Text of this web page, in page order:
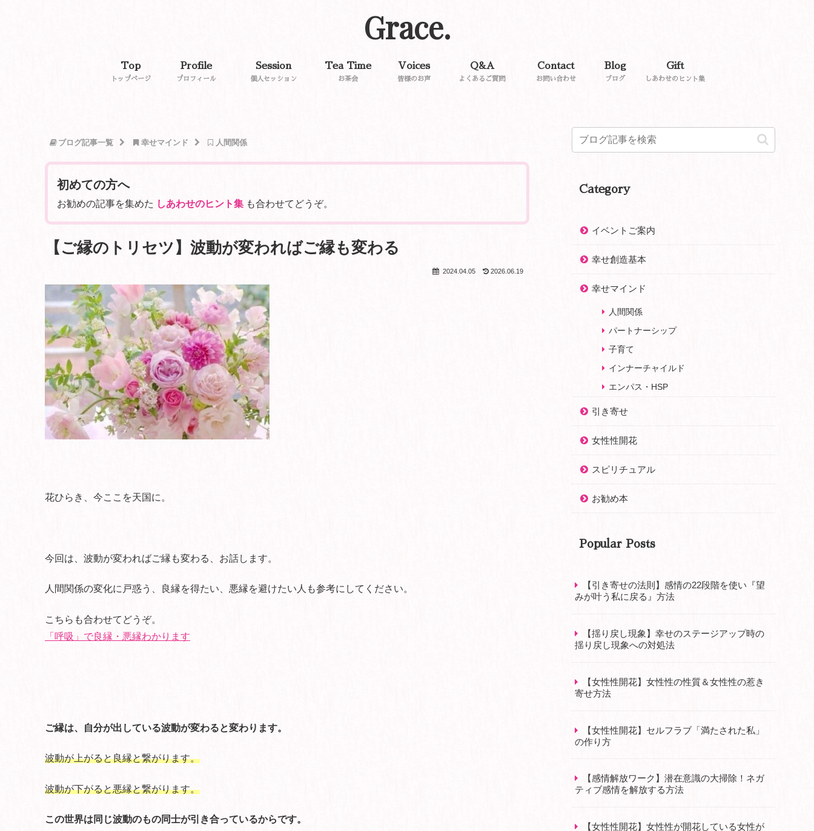
Grace.
Top
トップページ
Profile
プロフィール
Session
個人セッション
Tea Time
お茶会
Voices
皆様のお声
Q&A
よくあるご質問
Contact
お問い合わせ
Blog
ブログ
Gift
しあわせのヒント集
ブログ記事一覧 幸せマインド 人間関係
初めての方へ
お勧めの記事を集めた しあわせのヒント集 も合わせてどうぞ。
【ご縁のトリセツ】波動が変わればご縁も変わる
2024.04.05 2026.06.19
花ひらき、今ここを天国に。
今回は、波動が変わればご縁も変わる、お話します。
人間関係の変化に戸惑う、良縁を得たい、悪縁を避けたい人も参考にしてください。
こちらも合わせてどうぞ。
「呼吸」で良縁・悪縁わかります
ご縁は、自分が出している波動が変わると変わります。
波動が上がると良縁と繋がります。
波動が下がると悪縁と繋がります。
この世界は同じ波動のもの同士が引き合っているからです。
Category
イベントご案内
幸せ創造基本
幸せマインド
人間関係
パートナーシップ
子育て
インナーチャイルド
エンパス・HSP
引き寄せ
女性性開花
スピリチュアル
お勧め本
Popular Posts
【引き寄せの法則】感情の22段階を使い『望
みが叶う私に戻る』方法
【揺り戻し現象】幸せのステージアップ時の
揺り戻し現象への対処法
【女性性開花】女性性の性質＆女性性の惹き
寄せ方法
【女性性開花】セルフラブ「満たされた私」
の作り方
【感情解放ワーク】潜在意識の大掃除！ネガ
ティブ感情を解放する方法
【女性性開花】女性性が開花している女性が